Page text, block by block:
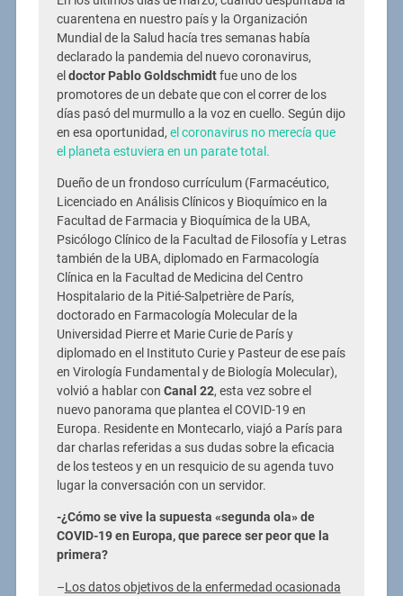
cuarentena en nuestro país y la Organización
Mundial de la Salud hacía tres semanas había
declarado la pandemia del nuevo coronavirus,
el doctor Pablo Goldschmidtfue uno de los
promotores de un debate que con el correr de los
días pasó del murmullo a la voz en cuello. Según dijo
en esa oportunidad, el coronavirus no merecía que
el planeta estuviera en un parate total.
Dueño de un frondoso currículum (Farmacéutico,
Licenciado en Análisis Clínicos y Bioquímico en la
Facultad de Farmacia y Bioquímica de la UBA,
Psicólogo Clínico de la Facultad de Filosofía y Letras
también de la UBA, diplomado en Farmacología
Clínica en la Facultad de Medicina del Centro
Hospitalario de la Pitié-Salpetrière de París,
doctorado en Farmacología Molecular de la
Universidad Pierre et Marie Curie de París y
diplomado en el Instituto Curie y Pasteur de ese país
en Virología Fundamental y de Biología Molecular),
volvió a hablar con Canal 22, esta vez sobre el
nuevo panorama que plantea el COVID-19 en
Europa. Residente en Montecarlo, viajó a París para
dar charlas referidas a sus dudas sobre la eficacia
de los testeos y en un resquicio de su agenda tuvo
lugar la conversación con un servidor.
-¿Cómo se vive la supuesta «segunda ola» de
COVID-19 en Europa, que parece ser peor que la
primera?
–Los datos objetivos de la enfermedad ocasionada